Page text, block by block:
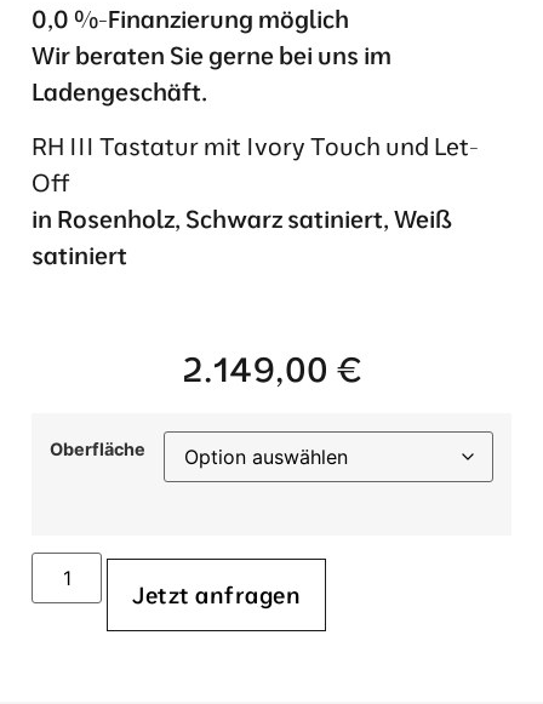
0,0 %-Finanzierung möglich
Wir beraten Sie gerne bei uns im
Ladengeschäft.
RH III Tastatur mit Ivory Touch und Let-
Off
in Rosenholz, Schwarz satiniert, Weiß
satiniert
2.149,00 €
Oberfläche
Jetzt anfragen